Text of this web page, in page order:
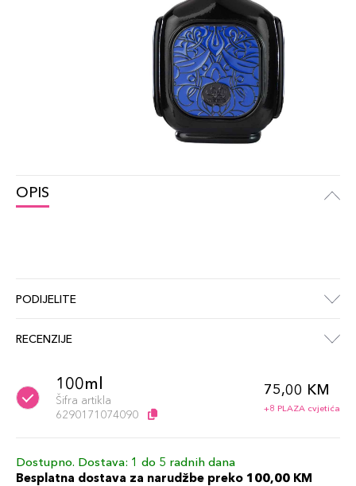
OPIS
PODIJELITE
RECENZIJE
100ml
Šifra artikla
6290171074090
75,00 KM
+8 PLAZA cvjetića
Dostupno. Dostava: 1 do 5 radnih dana
Besplatna dostava za narudžbe preko 100,00 KM